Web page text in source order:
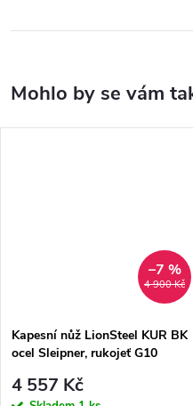
4 900 Kč
–7 %
Kapesní nůž LionSteel KUR BK
ocel Sleipner, rukojeť G10
4 557 Kč